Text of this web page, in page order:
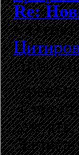
Re:
«
IE8.